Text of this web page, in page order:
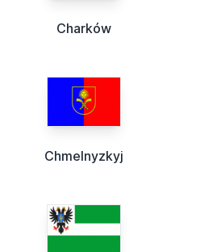
Charków
Chmelnyzkyj